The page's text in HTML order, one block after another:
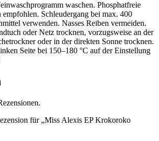
waschen. Phosphatfreie
empfohlen. Schleudergang bei max. 400
verwenden. Nasses Reiben vermeiden.
oder Netz trocknen, vorzugsweise an der
oder in der direkten Sonne trocknen.
Seite bei 150–180 °C auf der Einstellung
für „Miss Alexis EP Krokoroko